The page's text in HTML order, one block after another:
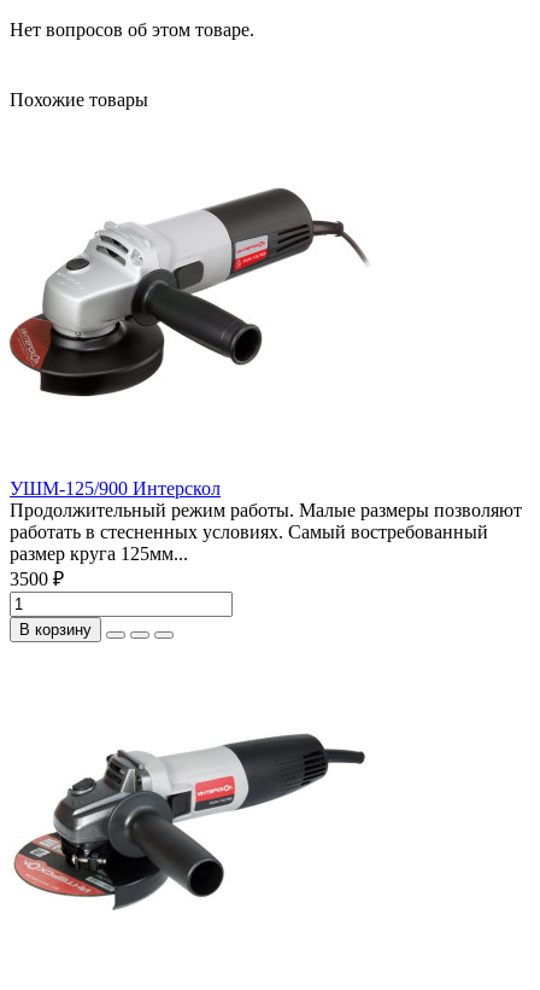
Нет вопросов об этом товаре.
Похожие товары
УШМ-125/900 Интерскол
Продолжительный режим работы. Малые размеры позволяют
работать в стесненных условиях. Самый востребованный
размер круга 125мм...
3500 ₽
В корзину